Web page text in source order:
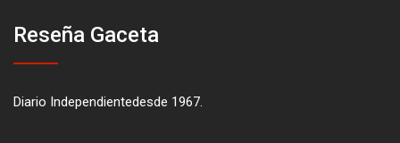
Reseña Gaceta
Diario Independientedesde 1967.